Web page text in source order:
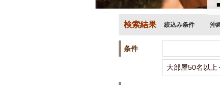
検索結果 絞込み条件 沖
条件